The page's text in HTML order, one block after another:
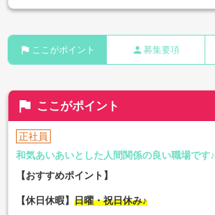
flag ここがポイント person 募集要項
flag ここがポイント
正社員
和気あいあいとした人間関係の良い職場です♪
【おすすめポイント】
【休日休暇】日曜・祝日休み♪